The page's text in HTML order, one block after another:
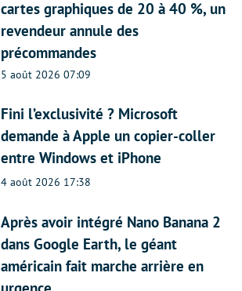
cartes graphiques de 20 à 40 %, un
revendeur annule des
précommandes
5 août 2026 07:09
Fini l’exclusivité ? Microsoft
demande à Apple un copier-coller
entre Windows et iPhone
4 août 2026 17:38
Après avoir intégré Nano Banana 2
dans Google Earth, le géant
américain fait marche arrière en